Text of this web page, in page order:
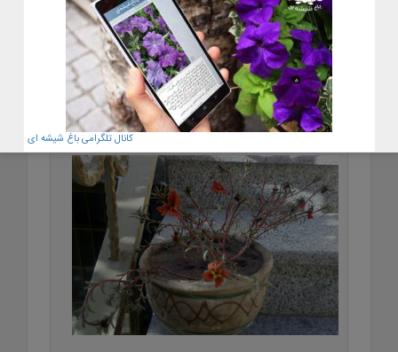
پاسخ
علیرضا
۷ آبان ۱۳۹۹ در ۱۲:۰۱
کانال تلگرامی باغ شیشه ای